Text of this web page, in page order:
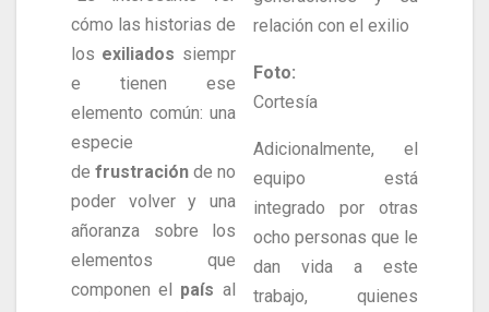
cómo las historias de
los exiliados siempr
e tienen ese
elemento común: una
especie
de frustración de no
poder volver y una
añoranza sobre los
elementos que
componen el país al
relación con el exilio
Foto:
Cortesía
Adicionalmente, el
equipo está
integrado por otras
ocho personas que le
dan vida a este
trabajo, quienes